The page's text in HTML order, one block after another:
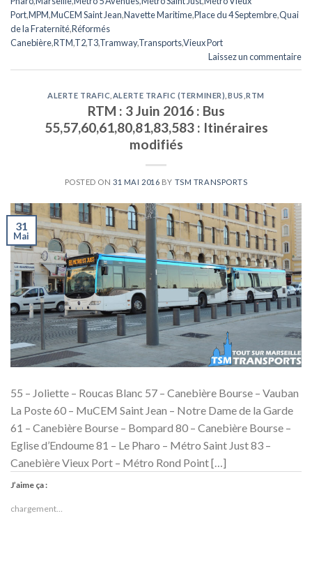
Port,MPM,MuCEM Saint Jean,Navette Maritime,Place du 4 Septembre,Quai
de la Fraternité,Réformés
Canebière,RTM,T2,T3,Tramway,Transports,Vieux Port
Laissez un commentaire
ALERTE TRAFIC ALERTE TRAFIC (TERMINER) BUS ,RTM
RTM : 3 Juin 2016 : Bus
55,57,60,61,80,81,83,583 : Itinéraires
modifiés
POSTED ON31 MAI 2016 BY TSM TRANSPORTS
31
Mai
55 – Joliette – Roucas Blanc 57 – Canebière Bourse – Vauban
La Poste 60 – MuCEM Saint Jean – Notre Dame de la Garde
61 – Canebière Bourse – Bompard 80 – Canebière Bourse –
Eglise d’Endoume 81 – Le Pharo – Métro Saint Just 83 –
Canebière Vieux Port – Métro Rond Point […]
J’aime ça :
chargement…